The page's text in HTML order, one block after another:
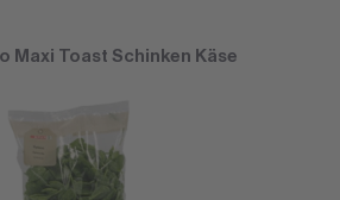
Maxi Toast Schinken Käse